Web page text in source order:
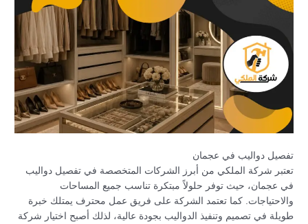
تفصيل دواليب في عجمان
تعتبر شركة الملكي من أبرز الشركات المتخصصة في تفصيل دواليب
في عجمان، حيث توفر حلولاً مبتكرة تناسب جميع المساحات
والاحتياجات. كما تعتمد الشركة على فريق عمل محترف يمتلك خبرة
طويلة في تصميم وتنفيذ الدواليب بجودة عالية، لذلك أصبح اختيار شركة